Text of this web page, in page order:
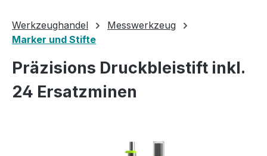
Werkzeughandel
Messwerkzeug
Marker und Stifte
Präzisions Druckbleistift inkl.
24 Ersatzminen
Bildergalerie überspringen